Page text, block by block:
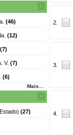
(46)
(12)
(7)
V. (7)
(6)
Mais...
(27)
2.
3.
4.